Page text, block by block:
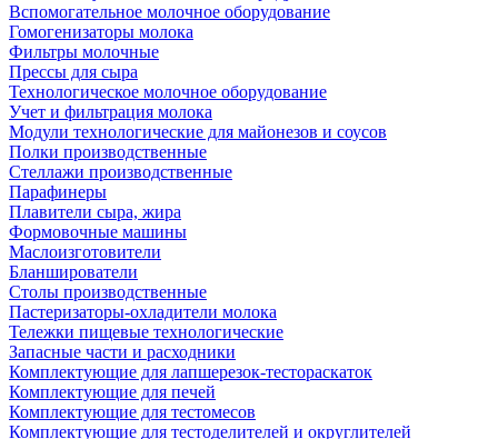
Вспомогательное молочное оборудование
Гомогенизаторы молока
Фильтры молочные
Прессы для сыра
Технологическое молочное оборудование
Учет и фильтрация молока
Модули технологические для майонезов и соусов
Полки производственные
Стеллажи производственные
Парафинеры
Плавители сыра, жира
Формовочные машины
Маслоизготовители
Бланширователи
Столы производственные
Пастеризаторы-охладители молока
Тележки пищевые технологические
Запасные части и расходники
Комплектующие для лапшерезок-тестораскаток
Комплектующие для печей
Комплектующие для тестомесов
Комплектующие для тестоделителей и округлителей